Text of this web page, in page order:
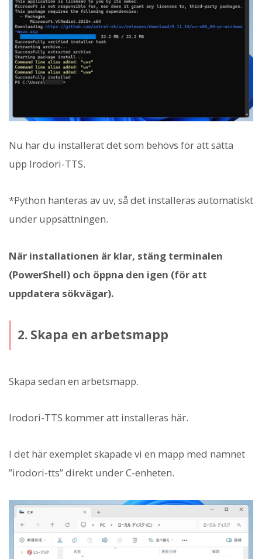
Nu har du installerat det som behövs för att sätta
upp Irodori-TTS.
*Python hanteras av uv, så det installeras automatiskt
under uppsättningen.
När installationen är klar, stäng terminalen
(PowerShell) och öppna den igen (för att
uppdatera sökvägar).
2. Skapa en arbetsmapp
Skapa sedan en arbetsmapp.
Irodori-TTS kommer att installeras här.
I det här exemplet skapade vi en mapp med namnet
”irodori-tts” direkt under C-enheten.